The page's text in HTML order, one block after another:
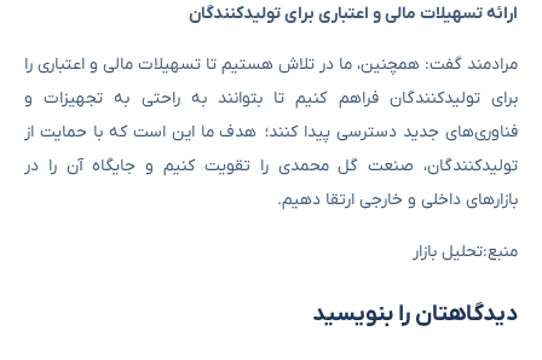
ارائه تسهیلات مالی و اعتباری برای تولیدکنندگان
مرادمند گفت: همچنین، ما در تلاش هستیم تا تسهیلات مالی و اعتباری را
برای تولیدکنندگان فراهم کنیم تا بتوانند به راحتی به تجهیزات و
فناوری‌های جدید دسترسی پیدا کنند؛ هدف ما این است که با حمایت از
تولیدکنندگان، صنعت گل محمدی را تقویت کنیم و جایگاه آن را در
بازارهای داخلی و خارجی ارتقا دهیم.
منبع:تحلیل بازار
دیدگاهتان را بنویسید